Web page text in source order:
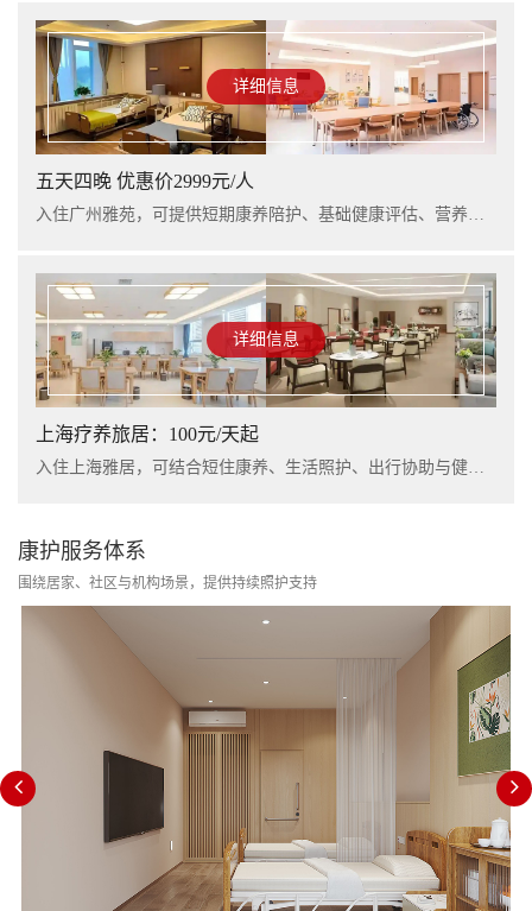
详细信息
五天四晚 优惠价2999元/人
详细信息
上海疗养旅居：100元/天起
康护服务体系
围绕居家、社区与机构场景，提供持续照护支持